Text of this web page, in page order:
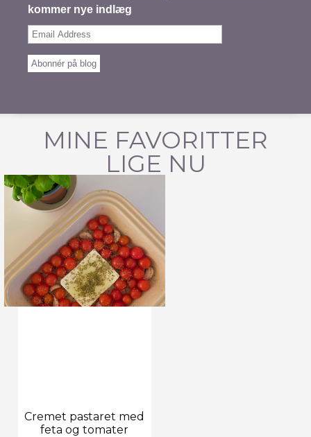
kommer nye indlæg
Email
Abonnér på blog
MINE FAVORITTER
LIGE NU
Cremet pastaret med
feta og tomater